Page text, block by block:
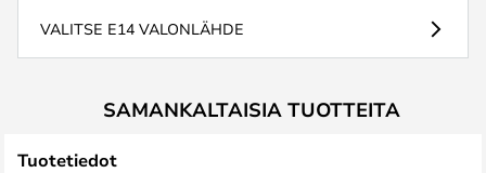
VALITSE E14 VALONLÄHDE
SAMANKALTAISIA TUOTTEITA
Tuotetiedot